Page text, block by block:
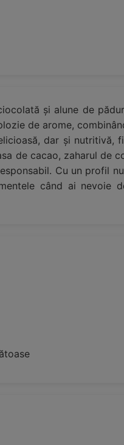
și alune de
de arome,
dar și
de cacao, zaharul de
Cu un profil
când ai nevoie